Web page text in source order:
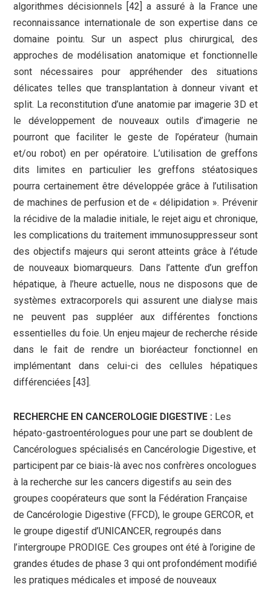
algorithmes décisionnels [42] a assuré à la France une
reconnaissance internationale de son expertise dans ce
domaine pointu. Sur un aspect plus chirurgical, des
approches de modélisation anatomique et fonctionnelle
sont nécessaires pour appréhender des situations
délicates telles que transplantation à donneur vivant et
split. La reconstitution d’une anatomie par imagerie 3D et
le développement de nouveaux outils d’imagerie ne
pourront que faciliter le geste de l’opérateur (humain
et/ou robot) en per opératoire. L’utilisation de greffons
dits limites en particulier les greffons stéatosiques
pourra certainement être développée grâce à l’utilisation
de machines de perfusion et de « délipidation ». Prévenir
la récidive de la maladie initiale, le rejet aigu et chronique,
les complications du traitement immunosuppresseur sont
des objectifs majeurs qui seront atteints grâce à l’étude
de nouveaux biomarqueurs. Dans l’attente d’un greffon
hépatique, à l’heure actuelle, nous ne disposons que de
systèmes extracorporels qui assurent une dialyse mais
ne peuvent pas suppléer aux différentes fonctions
essentielles du foie. Un enjeu majeur de recherche réside
dans le fait de rendre un bioréacteur fonctionnel en
implémentant dans celui-ci des cellules hépatiques
différenciées [43].
RECHERCHE EN CANCEROLOGIE DIGESTIVE : Les
hépato-gastroentérologues pour une part se doublent de
Cancérologues spécialisés en Cancérologie Digestive, et
participent par ce biais-là avec nos confrères oncologues
à la recherche sur les cancers digestifs au sein des
groupes coopérateurs que sont la Fédération Française
de Cancérologie Digestive (FFCD), le groupe GERCOR, et
le groupe digestif d’UNICANCER, regroupés dans
l’intergroupe PRODIGE. Ces groupes ont été à l’origine de
grandes études de phase 3 qui ont profondément modifié
les pratiques médicales et imposé de nouveaux